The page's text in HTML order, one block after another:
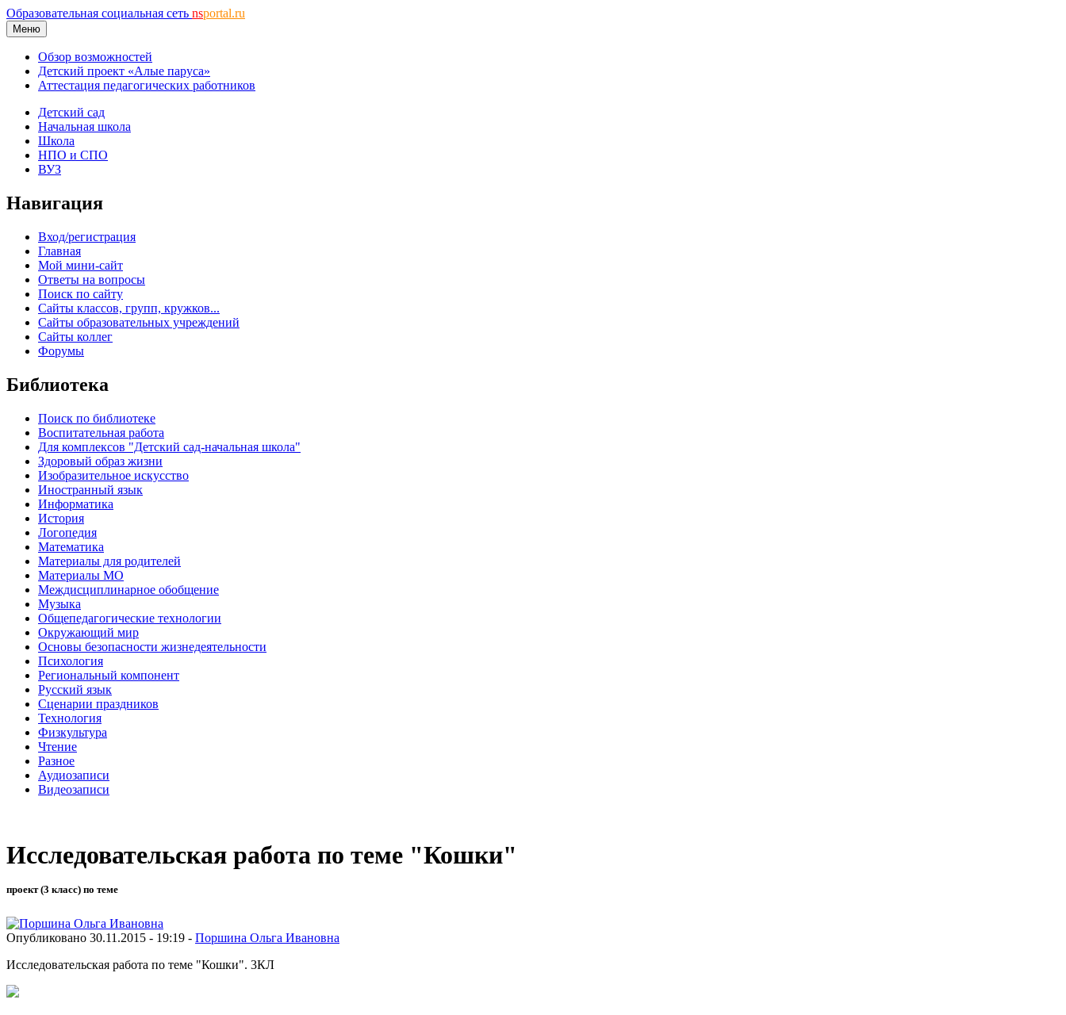
Образовательная социальная сеть nsportal.ru
Меню
Обзор возможностей
Детский проект «Алые паруса»
Аттестация педагогических работников
Детский сад
Начальная школа
Школа
НПО и СПО
ВУЗ
Навигация
Вход/регистрация
Главная
Мой мини-сайт
Ответы на вопросы
Поиск по сайту
Сайты классов, групп, кружков...
Сайты образовательных учреждений
Сайты коллег
Форумы
Библиотека
Поиск по библиотеке
Воспитательная работа
Для комплексов "Детский сад-начальная школа"
Здоровый образ жизни
Изобразительное искусство
Иностранный язык
Информатика
История
Логопедия
Математика
Материалы для родителей
Материалы МО
Междисциплинарное обобщение
Музыка
Общепедагогические технологии
Окружающий мир
Основы безопасности жизнедеятельности
Психология
Региональный компонент
Русский язык
Сценарии праздников
Технология
Физкультура
Чтение
Разное
Аудиозаписи
Видеозаписи
Исследовательская работа по теме "Кошки"
проект (3 класс) по теме
Опубликовано 30.11.2015 - 19:19 - Поршина Ольга Ивановна
Исследовательская работа по теме "Кошки". 3КЛ